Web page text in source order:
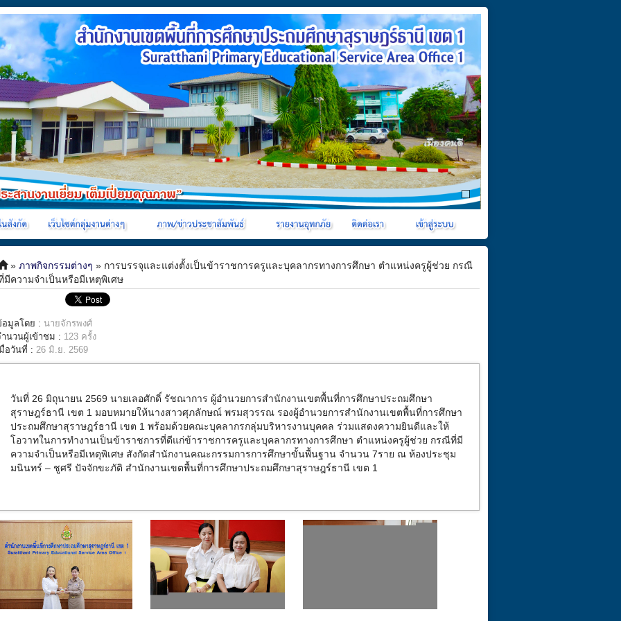
» ภาพกิจกรรมต่างๆ » การบรรจุและแต่งตั้งเป็นข้าราชการครูและบุคลากรทางการศึกษา ตำแหน่งครูผู้ช่วย กรณี
มีความจำเป็นหรือมีเหตุพิเศษ
มูลโดย : นายจักรพงศ์
นวนผู้เข้าชม : 123 ครั้ง
อวันที่ : 26 มิ.ย. 2569
วันที่ 26 มิถุนายน 2569 นายเลอศักดิ์ รัชณาการ ผู้อำนวยการสำนักงานเขตพื้นที่การศึกษาประถมศึกษา
สุราษฎร์ธานี เขต 1 มอบหมายให้นางสาวศุภลักษณ์ พรมสุวรรณ รองผู้อำนวยการสำนักงานเขตพื้นที่การศึกษา
ประถมศึกษาสุราษฎร์ธานี เขต 1 พร้อมด้วยคณะบุคลากรกลุ่มบริหารงานบุคคล ร่วมแสดงความยินดีและให้
โอวาทในการทำงานเป็นข้าราชการที่ดีแก่ข้าราชการครูและบุคลากรทางการศึกษา ตำแหน่งครูผู้ช่วย กรณีที่มี
ความจำเป็นหรือมีเหตุพิเศษ สังกัดสำนักงานคณะกรรมการการศึกษาขั้นพื้นฐาน จำนวน 7ราย ณ ห้องประชุม
มนินทร์ – ชูศรี ปัจจักขะภัติ สำนักงานเขตพื้นที่การศึกษาประถมศึกษาสุราษฎร์ธานี เขต 1